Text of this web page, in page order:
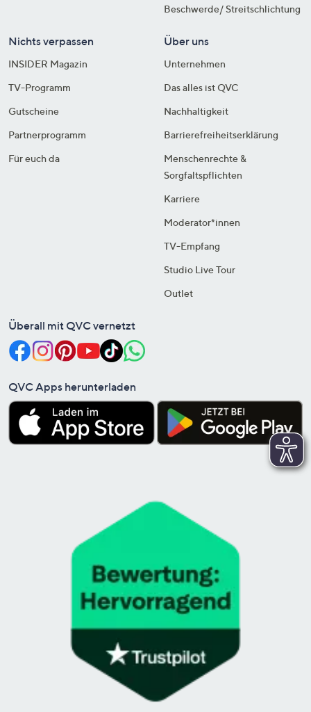
Beschwerde/ Streitschlichtung
Nichts verpassen
INSIDER Magazin
TV-Programm
Gutscheine
Partnerprogramm
Für euch da
Über uns
Unternehmen
Das alles ist QVC
Nachhaltigkeit
Barrierefreiheitserklärung
Menschenrechte &
Sorgfaltspflichten
Karriere
Moderator*innen
TV-Empfang
Studio Live Tour
Outlet
Überall mit QVC vernetzt
QVC Apps herunterladen